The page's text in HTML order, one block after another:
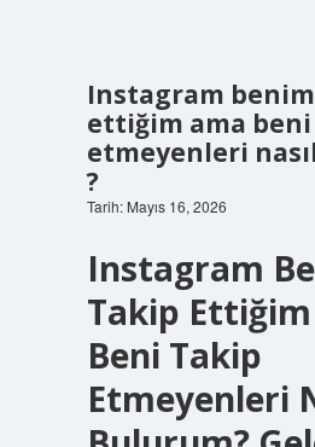
Instagram
ettiğim ama
etmeyenleri
?
Tarih: Mayıs 16, 2026
Instagram
Takip
Beni Takip
Etmeyenleri